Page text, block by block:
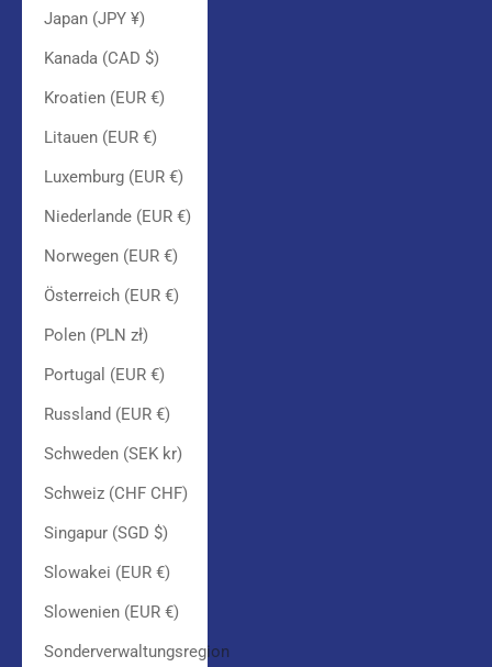
Japan (JPY ¥)
Kanada (CAD $)
Kroatien (EUR €)
Litauen (EUR €)
Luxemburg (EUR €)
Niederlande (EUR €)
Norwegen (EUR €)
Österreich (EUR €)
Polen (PLN zł)
Portugal (EUR €)
Russland (EUR €)
Schweden (SEK kr)
Schweiz (CHF CHF)
Singapur (SGD $)
Slowakei (EUR €)
Slowenien (EUR €)
Sonderverwaltungsregion